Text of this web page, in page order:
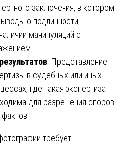
заключения, в котором
о подлинности,
манипуляций с
: Представление
в судебных или иных
где такая экспертиза
для разрешения споров
требует